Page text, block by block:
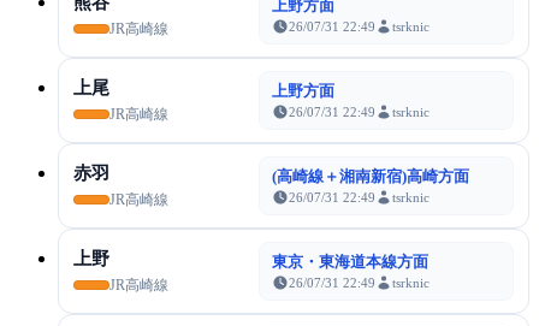
JR高崎線
上野方面
26/07/31 22:49 tsrknic
上尾
JR高崎線
上野方面
26/07/31 22:49 tsrknic
赤羽
JR高崎線
(高崎線＋湘南新宿)高崎方面
26/07/31 22:49 tsrknic
上野
JR高崎線
東京・東海道本線方面
26/07/31 22:49 tsrknic